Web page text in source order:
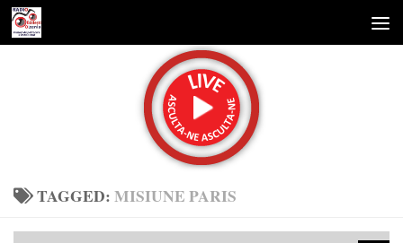
Skip to content
TAGGED:MISIUNE PARIS